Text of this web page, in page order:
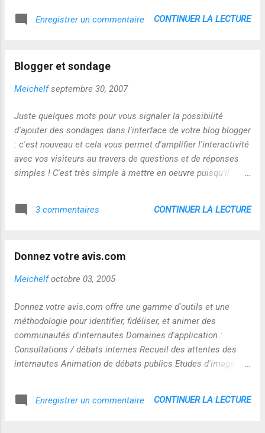
Enregistrer un commentaire CONTINUER LA LECTURE
Blogger et sondage
Meichelf septembre 30, 2007
Juste quelques mots pour vous signaler la possibilité
d'ajouter des sondages dans l'interface de votre blog blogger
: c'est nouveau et cela vous permet d'amplifier l'interactivité
avec vos visiteurs au travers de questions et de réponses
simples ! C'est très simple à mettre en oeuvre puisqu'il
renseigner la question et les réponses possibles puis
d'enregistrer : c'est fait! vous venez de créer un sondage sur
3 commentaires CONTINUER LA LECTURE
Donnez votre avis.com
Meichelf octobre 03, 2005
Donnez votre avis.com offre une gamme d'outils et une
méthodologie pour identifier, fidéliser, et animer des
communautés d'internautes Domaines d'application :
Consultations / débats internes Recueil des attentes des
internautes Animation de débats publics Etudes d'image
démarches développement durable
Enregistrer un commentaire CONTINUER LA LECTURE